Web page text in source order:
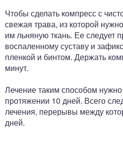
Чтобы сделать компресс с
свежая трава, из которой
им льняную ткань. Ее следует
воспаленному суставу и
пленкой и бинтом. Держать
минут.
Лечение таким способом
протяжении 10 дней. Всего
лечения, перерывы между
дней.